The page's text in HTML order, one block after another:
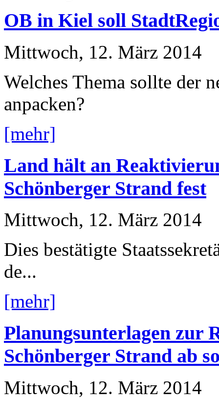
OB in Kiel soll
Mittwoch, 12. März 2014
Welches Thema sollte der
anpacken?
[mehr]
Land hält an
Schönberger Strand fest
Mittwoch, 12. März 2014
Dies bestätigte
de...
[mehr]
Planungsunterlagen zur
Schönberger Strand ab
Mittwoch, 12. März 2014